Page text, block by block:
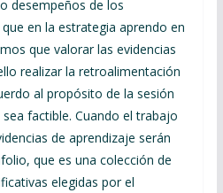
desempeños de los
en la estrategia aprendo en
que valorar las evidencias
realizar la retroalimentación
al propósito de la sesión
factible. Cuando el trabajo
de aprendizaje serán
que es una colección de
elegidas por el